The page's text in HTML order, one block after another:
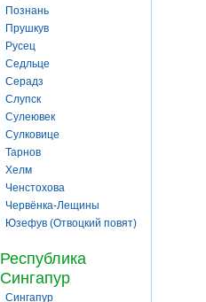
Познань
Прушкув
Русец
Седльце
Серадз
Слупск
Сулеювек
Сулковице
Тарнов
Хелм
Ченстохова
Червёнка-Лещины
Юзефув (Отвоцкий повят)
Республика
Сингапур
Сингапур